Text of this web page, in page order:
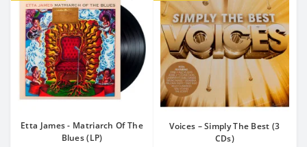
Etta James - Matriarch Of The
Blues (LP)
Voices – Simply The Best (3
CDs)